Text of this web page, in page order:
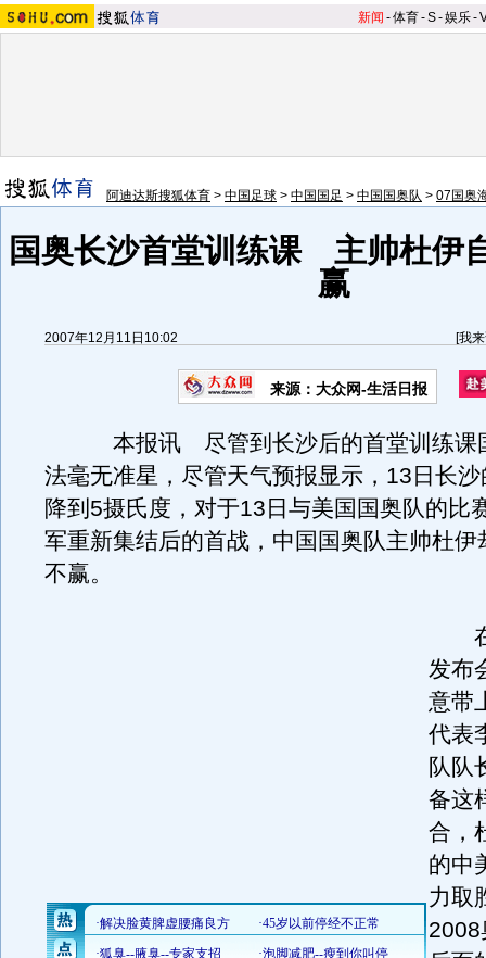
新闻 -体育-S-娱乐-
阿迪达斯搜狐体育 > 中国足球 > 中国国足 > 中国国奥队 > 07国奥
国奥长沙首堂训练课 主帅杜伊
赢
2007年12月11日10:02 [我
来源：大众网-生活日报
本报讯 尽管到长沙后的首堂训练课
法毫无准星，尽管天气预报显示，13日长
降到5摄氏度，对于13日与美国国奥队的比
军重新集结后的首战，中国国奥队主帅杜伊
不赢。
在
发布
意带
代表
队队
备这
合，
的中
力取
2008